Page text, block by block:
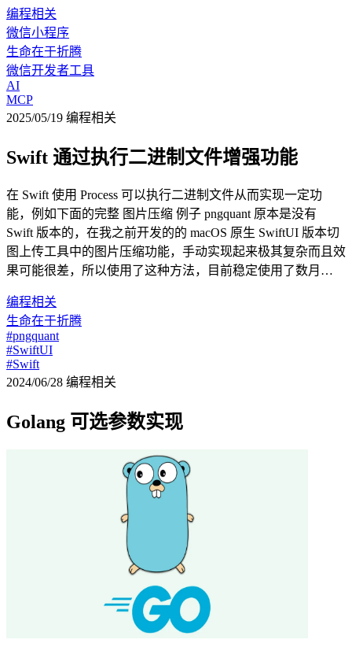
编程相关
微信小程序
生命在于折腾
微信开发者工具
AI
MCP
2025/05/19 编程相关
Swift 通过执行二进制文件增强功能
在 Swift 使用 Process 可以执行二进制文件从而实现一定功
能，例如下面的完整 图片压缩 例子 pngquant 原本是没有
Swift 版本的，在我之前开发的的 macOS 原生 SwiftUI 版本切
图上传工具中的图片压缩功能，手动实现起来极其复杂而且效
果可能很差，所以使用了这种方法，目前稳定使用了数月…
编程相关
生命在于折腾
#pngquant
#SwiftUI
#Swift
2024/06/28 编程相关
Golang 可选参数实现